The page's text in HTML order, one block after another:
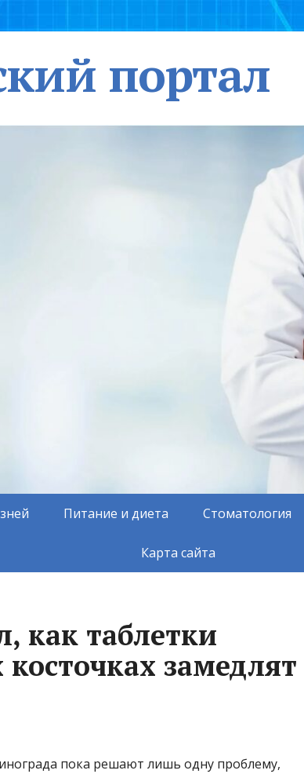
портал
Питание и диета Стоматология
Карта сайта
как таблетки
замедлят
пока решают лишь одну проблему,